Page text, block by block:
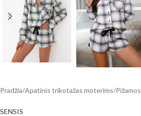
Pradžia/Apatinis trikotažas moterims/Pižamos
SENSIS